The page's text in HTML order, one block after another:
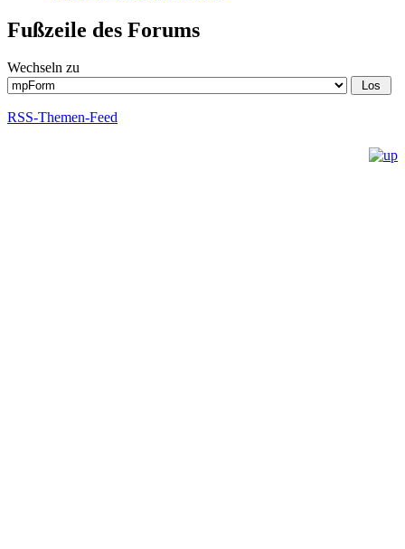
Fußzeile des Forums
Wechseln zu
RSS-Themen-Feed